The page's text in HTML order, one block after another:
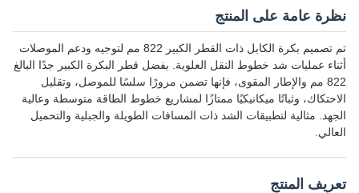
نظرة عامة على المنتج
تم تصميم بكرة الكابل ذات القطر الكبير 822 مم لتوجيه ودعم الموصلات
أثناء عمليات شد خطوط النقل العلوية. بفضل قطر البكرة الكبير جدًا البالغ
822 مم والإطار المقوى، فإنها تضمن مرورًا سلسًا للموصل، وتقليل
الاحتكاك، وثباتًا ميكانيكيًا ممتازًا لمشاريع خطوط الطاقة متوسطة وعالية
الجهد. مثالية لتطبيقات الشد ذات المسافات الطويلة والجبلية والتحميل
العالي.
تعريف المنتج